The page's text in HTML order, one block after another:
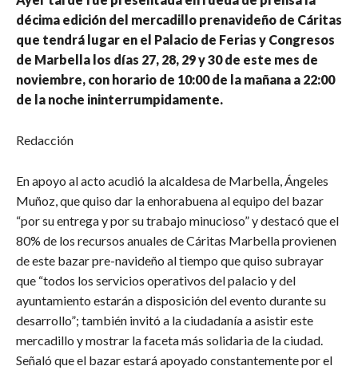
décima edición del mercadillo prenavideño de Cáritas
que tendrá lugar en el Palacio de Ferias y Congresos
de Marbella los días 27, 28, 29 y 30 de este mes de
noviembre, con horario de 10:00 de la mañana a 22:00
de la noche ininterrumpidamente.
Redacción
En apoyo al acto acudió la alcaldesa de Marbella, Ángeles
Muñoz, que quiso dar la enhorabuena al equipo del bazar
“por su entrega y por su trabajo minucioso” y destacó que el
80% de los recursos anuales de Cáritas Marbella provienen
de este bazar pre-navideño al tiempo que quiso subrayar
que “todos los servicios operativos del palacio y del
ayuntamiento estarán a disposición del evento durante su
desarrollo”; también invitó a la ciudadanía a asistir este
mercadillo y mostrar la faceta más solidaria de la ciudad.
Señaló que el bazar estará apoyado constantemente por el